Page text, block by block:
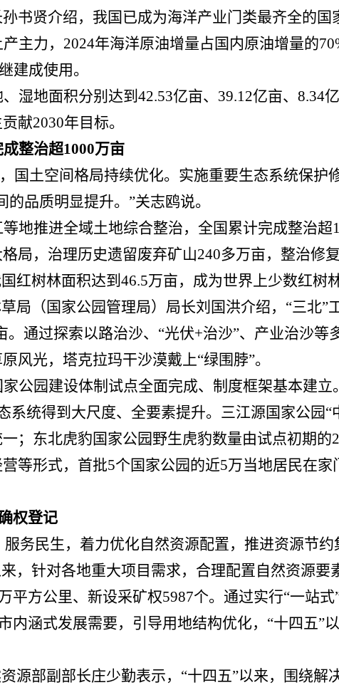
书贤介绍，我国已成为海洋产业门类最齐全的
主力，2024年海洋原油增量占国内原油增量的
建成使用。
湿地面积分别达到 42.53亿亩、39.12亿亩、8.34
献2030年目标。
整治超1000万亩
国土空间格局持续优化。实施重要生态系统保护
品质明显提升。”关志鸥说。
地推进全域土地综合整治，全国累计完成整治超
局，治理历史遗留废弃矿山240多万亩，整治修
红树林面积达到46.5万亩，成为世界上少数红树
局（国家公园管理局）局长刘国洪介绍，“三北”
。通过探索以路治沙、“光伏+治沙”、产业治沙等
风光，塔克拉玛干沙漠戴上“绿围脖”。
公园建设体制试点全面完成、制度框架基本建立
系统得到大尺度、全要素提升。三江源国家公园“
；东北虎豹国家公园野生虎豹数量由试点初期的
等形式，首批5个国家公园的近5万当地居民在家
权登记
务民生，着力优化自然资源配置，推进资源节约
来，针对各地重大项目需求，合理配置自然资源要
平方公里、新设采矿权5987个。通过实行“一站
内涵式发展需要，引导用地结构优化，“十四五”
源部副部长庄少勤表示，“十四五”以来，围绕解